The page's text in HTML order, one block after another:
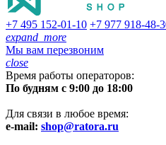
+7 495 152-01-10 +7 977 918-48-
expand_more
Мы вам перезвоним
close
Время работы операторов:
По будням с 9:00 до 18:00
Для связи в любое время:
e-mail: shop@ratora.ru